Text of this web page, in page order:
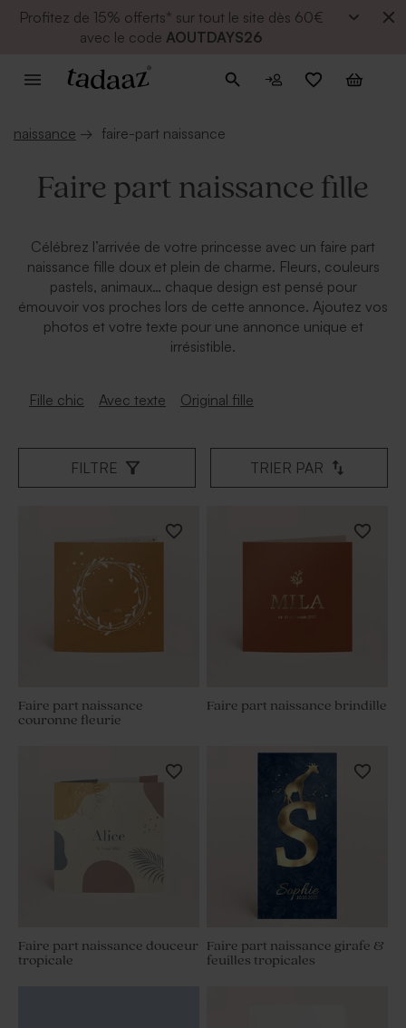
Profitez de 15% offerts* sur tout le site dès 60€
avec le code AOUTDAYS26
naissance → faire-part naissance
Faire part naissance fille
Célébrez l’arrivée de votre princesse avec un faire part
naissance fille doux et plein de charme. Fleurs, couleurs
pastels, animaux… chaque design est pensé pour
émouvoir vos proches lors de cette annonce. Ajoutez vos
photos et votre texte pour une annonce unique et
irrésistible.
Fille chic Avec texte Original fille
FILTRE TRIER PAR
Faire part naissance
couronne fleurie
Faire part naissance brindille
Faire part naissance douceur
tropicale
Faire part naissance girafe &
feuilles tropicales